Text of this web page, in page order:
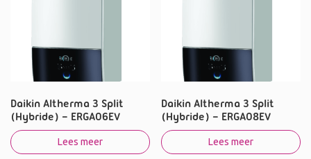
Daikin Altherma 3 Split
(Hybride) – ERGA06EV
Lees meer
Daikin Altherma 3 Split
(Hybride) – ERGA08EV
Lees meer